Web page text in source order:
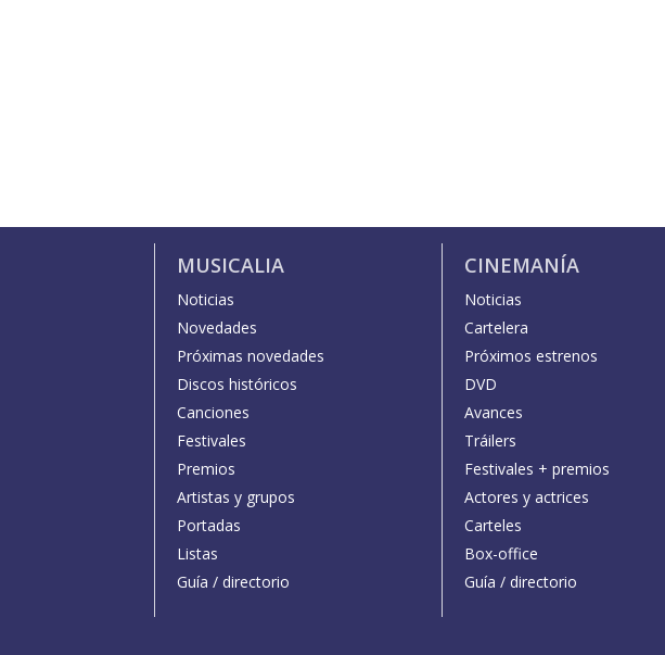
MUSICALIA
Noticias
Novedades
Próximas novedades
Discos históricos
Canciones
Festivales
Premios
Artistas y grupos
Portadas
Listas
Guía / directorio
CINEMANÍA
Noticias
Cartelera
Próximos estrenos
DVD
Avances
Tráilers
Festivales + premios
Actores y actrices
Carteles
Box-office
Guía / directorio